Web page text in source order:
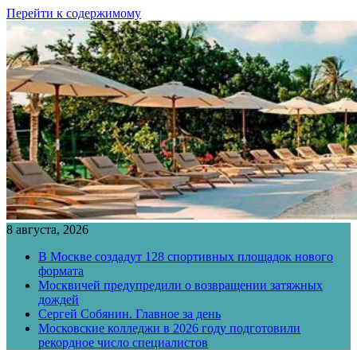
Перейти к содержимому
8 августа, 2026
В Москве создадут 128 спортивных площадок нового
формата
Москвичей предупредили о возвращении затяжных
дождей
Сергей Собянин. Главное за день
Московские колледжи в 2026 году подготовили
рекордное число специалистов